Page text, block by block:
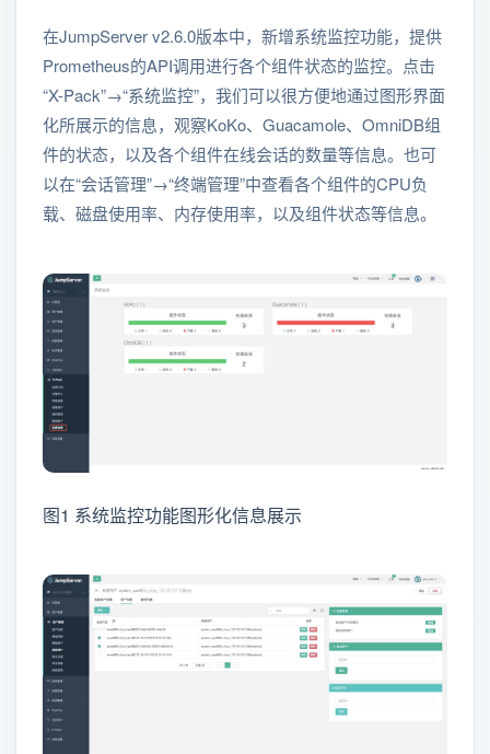
在JumpServer v2.6.0版本中，新增系统监控功能，提供
Prometheus的API调用进行各个组件状态的监控。点击
“X-Pack”→“系统监控”，我们可以很方便地通过图形界面
化所展示的信息，观察KoKo、Guacamole、OmniDB组
件的状态，以及各个组件在线会话的数量等信息。也可
以在“会话管理”→“终端管理”中查看各个组件的CPU负
载、磁盘使用率、内存使用率，以及组件状态等信息。
图1 系统监控功能图形化信息展示